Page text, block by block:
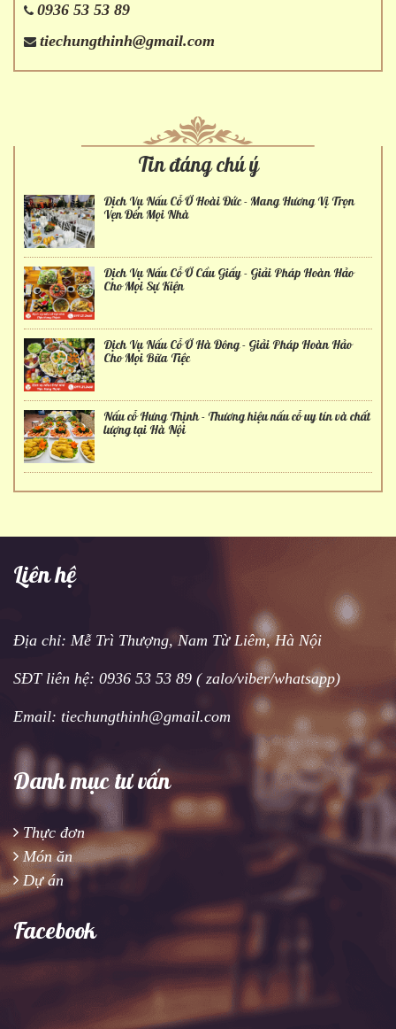
0936 53 53 89
tiechungthinh@gmail.com
Tin đáng chú ý
Dịch Vụ Nấu Cỗ Ở Hoài Đức - Mang Hương Vị Trọn
Vẹn Đến Mọi Nhà
Dịch Vụ Nấu Cỗ Ở Cầu Giấy - Giải Pháp Hoàn Hảo
Cho Mọi Sự Kiện
Dịch Vụ Nấu Cỗ Ở Hà Đông - Giải Pháp Hoàn Hảo
Cho Mọi Bữa Tiệc
Nấu cỗ Hưng Thịnh - Thương hiệu nấu cỗ uy tín và chất
lượng tại Hà Nội
Liên hệ
Địa chỉ: Mễ Trì Thượng, Nam Từ Liêm, Hà Nội
SĐT liên hệ: 0936 53 53 89 ( zalo/viber/whatsapp)
Email: tiechungthinh@gmail.com
Danh mục tư vấn
Thực đơn
Món ăn
Dự án
Facebook